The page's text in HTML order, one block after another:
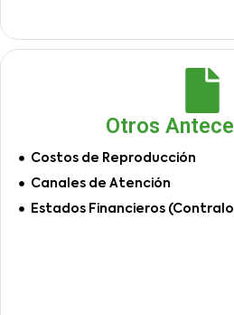
Otros
Costos de Reproducción
Canales de Atención
Estados Financieros